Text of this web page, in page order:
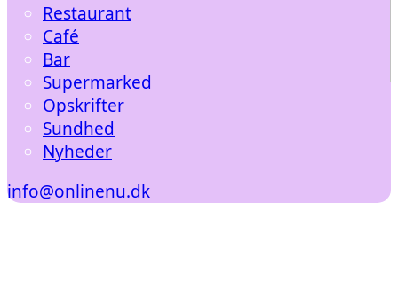
Restaurant
Café
Bar
Supermarked
Opskrifter
Sundhed
Nyheder
info@onlinenu.dk